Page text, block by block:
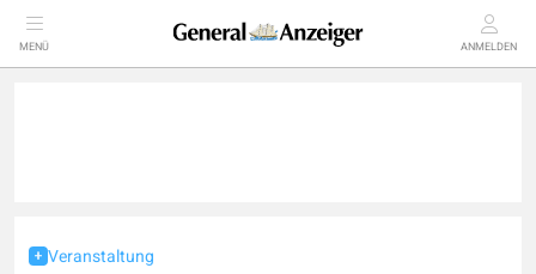
MENÜ ANMELDEN
Veranstaltung